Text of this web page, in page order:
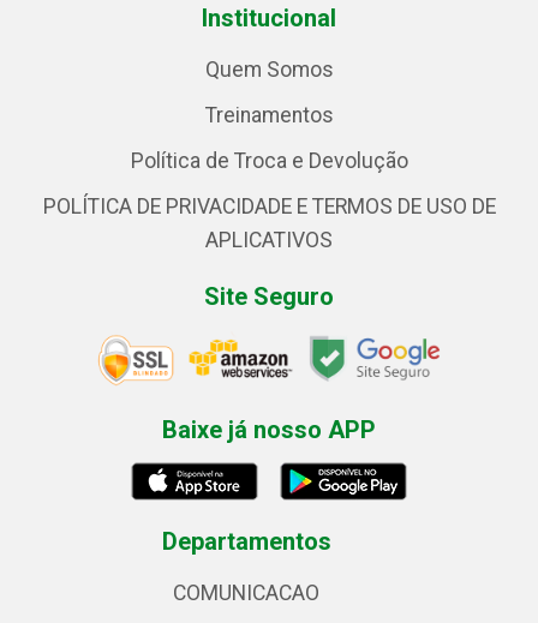
Institucional
Quem Somos
Treinamentos
Política de Troca e Devolução
POLÍTICA DE PRIVACIDADE E TERMOS DE USO DE
APLICATIVOS
Site Seguro
Baixe já nosso APP
Departamentos
COMUNICACAO